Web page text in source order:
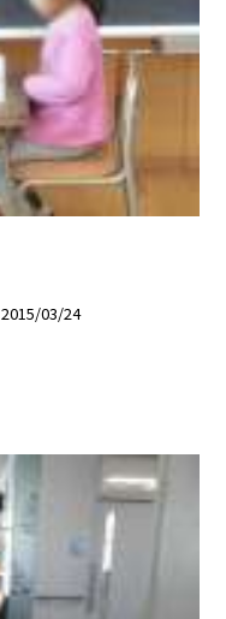
2015/03/24